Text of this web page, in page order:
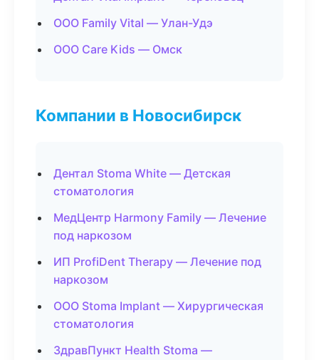
ООО Family Vital — Улан-Удэ
ООО Care Kids — Омск
Компании в Новосибирск
Дентал Stoma White — Детская
стоматология
МедЦентр Harmony Family — Лечение
под наркозом
ИП ProfiDent Therapy — Лечение под
наркозом
ООО Stoma Implant — Хирургическая
стоматология
ЗдравПункт Health Stoma —